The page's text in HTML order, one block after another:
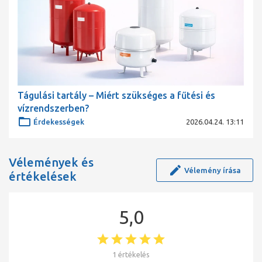
Tágulási tartály – Miért szükséges a fűtési és
vízrendszerben?
Érdekességek 2026.04.24. 13:11
Vélemények és
értékelések
Vélemény írása
5,0
1 értékelés